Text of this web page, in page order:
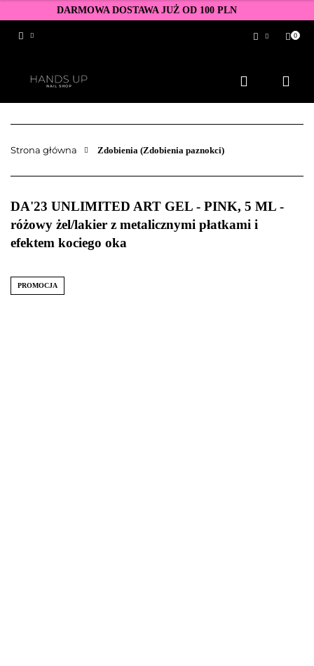
DARMOWA DOSTAWA JUŻ OD 100 PLN
Zarejestruj się
Dodaj zgłoszenie
Zgody cookies
0
Strona główna Zdobienia (Zdobienia paznokci)
DA'23 UNLIMITED ART GEL - PINK, 5 ML -
różowy żel/lakier z metalicznymi płatkami i
efektem kociego oka
PROMOCJA